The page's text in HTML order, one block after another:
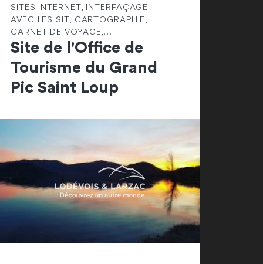
SITES INTERNET, INTERFAÇAGE
AVEC LES SIT, CARTOGRAPHIE,
CARNET DE VOYAGE,...
Site de l'Office de
Tourisme du Grand
Pic Saint Loup